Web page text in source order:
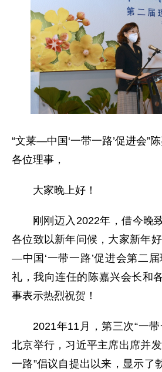
“文莱—中国‘一带一路’促进会”
各位理事，
大家晚上好！
刚刚迈入2022年，借今晚
各位致以新年问候，大家新年
—中国‘一带一路’促进会第二
礼，我向连任的陈嘉兴会长和
事表示热烈祝贺！
2021年11月，第三次“一
北京举行，习近平主席出席并
一路”倡议自提出以来，显示了